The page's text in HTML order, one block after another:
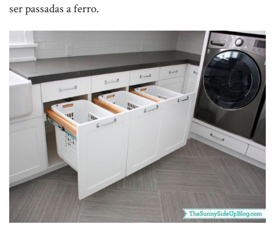
ser passadas a ferro.